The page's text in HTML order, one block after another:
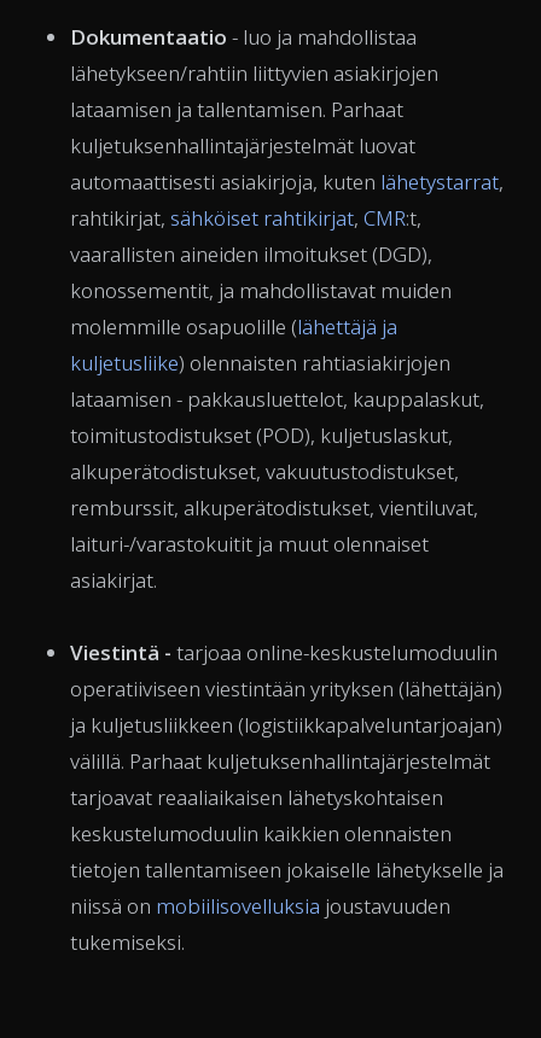
Dokumentaatio - luo ja mahdollistaa
lähetykseen/rahtiin liittyvien asiakirjojen
lataamisen ja tallentamisen. Parhaat
kuljetuksenhallintajärjestelmät luovat
automaattisesti asiakirjoja, kuten lähetystarrat,
rahtikirjat, sähköiset rahtikirjat, CMR:t,
vaarallisten aineiden ilmoitukset (DGD),
konossementit, ja mahdollistavat muiden
molemmille osapuolille (lähettäjä ja
kuljetusliike) olennaisten rahtiasiakirjojen
lataamisen - pakkausluettelot, kauppalaskut,
toimitustodistukset (POD), kuljetuslaskut,
alkuperätodistukset, vakuutustodistukset,
remburssit, alkuperätodistukset, vientiluvat,
laituri-/varastokuitit ja muut olennaiset
asiakirjat.
Viestintä - tarjoaa online-keskustelumoduulin
operatiiviseen viestintään yrityksen (lähettäjän)
ja kuljetusliikkeen (logistiikkapalveluntarjoajan)
välillä. Parhaat kuljetuksenhallintajärjestelmät
tarjoavat reaaliaikaisen lähetyskohtaisen
keskustelumoduulin kaikkien olennaisten
tietojen tallentamiseen jokaiselle lähetykselle ja
niissä on mobiilisovelluksia joustavuuden
tukemiseksi.